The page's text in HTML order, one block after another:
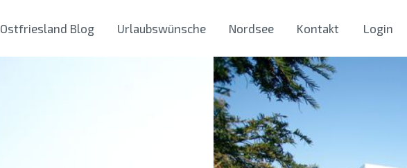
Ostfriesland Blog Urlaubswünsche Nordsee Kontakt Login